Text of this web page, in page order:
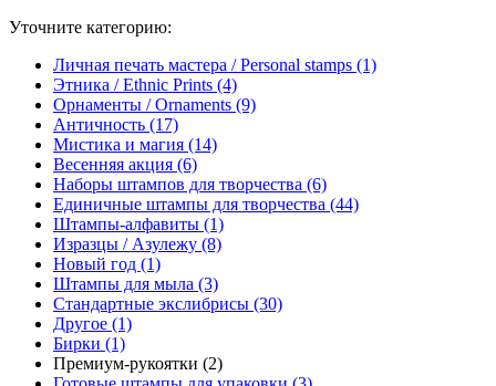
Уточните категорию:
Личная печать мастера / Personal stamps (1)
Этника / Ethnic Prints (4)
Орнаменты / Ornaments (9)
Античность (17)
Мистика и магия (14)
Весенняя акция (6)
Наборы штампов для творчества (6)
Единичные штампы для творчества (44)
Штампы-алфавиты (1)
Изразцы / Азулежу (8)
Новый год (1)
Штампы для мыла (3)
Стандартные экслибрисы (30)
Другое (1)
Бирки (1)
Премиум-рукоятки (2)